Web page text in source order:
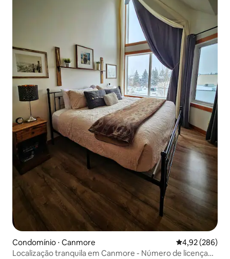
Condomínio ⋅ Canmore 4,92 de uma
4,92 (286)
Localização tranquila em Canmore - Número de licença